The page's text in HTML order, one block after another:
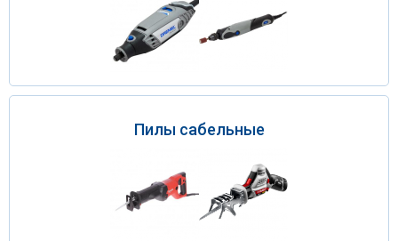
Пилы сабельные